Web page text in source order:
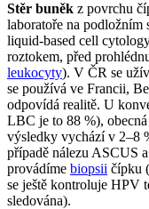
Stěr buněk z povrchu
laboratoře na
liquid-based cell
roztokem, před
leukocyty). V ČR se
se používá ve Francii,
odpovídá realitě. U
LBC je to 88 %),
výsledky vychází v 2–8
případě nálezu ASCUS
provádíme biopsii čípku
se ještě kontroluje HPV
sledována).